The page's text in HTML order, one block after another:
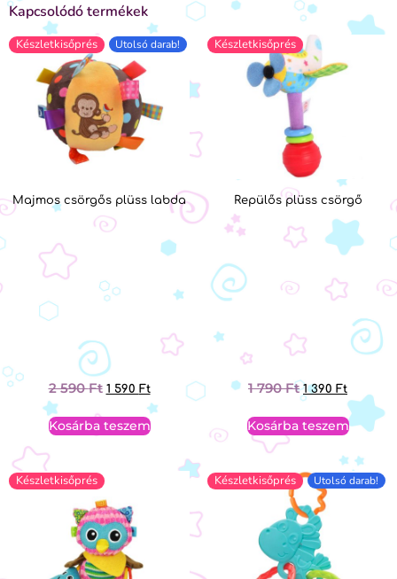
Kapcsolódó termékek
Készletkisőprés Utolsó darab!
Majmos csörgős plüss labda
2 590Ft 1 590 Ft
Kosárba teszem
Készletkisőprés
Repülős plüss csörgő
1 790Ft 1 390 Ft
Kosárba teszem
Készletkisőprés Készletkisőprés Utolsó darab!